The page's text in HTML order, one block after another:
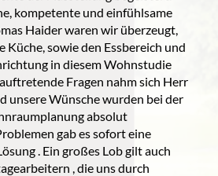
kompetente und einfühlsame
Haider waren wir überzeugt,
Küche, sowie den Essbereich und
in diesem Wohnstudie
Fragen nahm sich Herr
unsere Wünsche wurden bei der
absolut
gab es sofort eine
. Ein großes Lob gilt auch
, die uns durch